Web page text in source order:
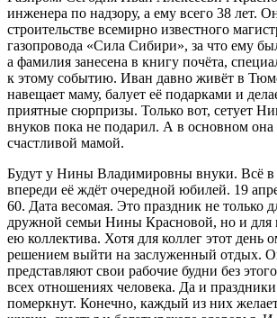
инженера по надзору, а ему всего 38 лет.
строительстве всемирно известного
газопровода «Сила Сибири», за что ему
а фамилия занесена в книгу почёта,
к этому событию. Иван давно живёт в
навещает маму, балует её подарками и
приятные сюрпризы. Только вот, сетует
внуков пока не подарил. А в основном она
счастливой мамой.
Будут у Нины Владимировны внуки. Всё в
впереди её ждёт очередной юбилей. 19
60. Дата весомая. Это праздник не только
дружной семьи Нины Красновой, но и для
ею коллектива. Хотя для коллег этот день
решением выйти на заслуженный отдых.
представляют свои рабочие будни без
всех отношениях человека. Да и
померкнут. Конечно, каждый из них